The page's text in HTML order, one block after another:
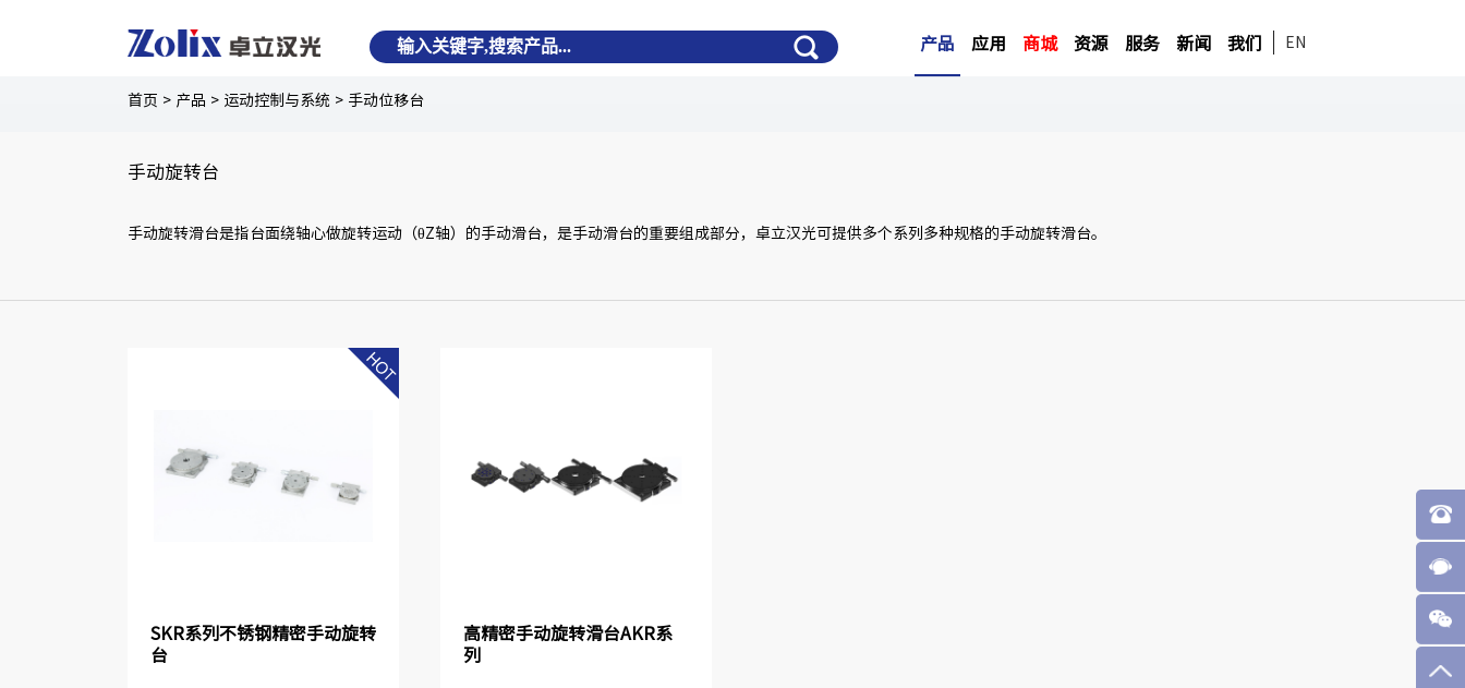
产品 应用 商城 资源 服务 新闻 我们 EN
首页 > 产品 > 运动控制与系统 > 手动位移台
手动旋转台
手动旋转滑台是指台面绕轴心做旋转运动（θZ轴）的手动滑台，是手动滑台的重要组成部分，卓立汉光可提供多个系列多种规格的手动旋转滑台。
SKR系列不锈钢精密手动旋转
台
高精密手动旋转滑台AKR系
列